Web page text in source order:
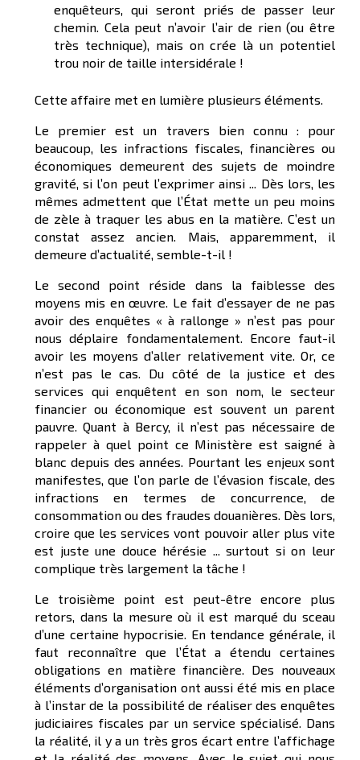
enquêteurs, qui seront priés de passer leur
chemin. Cela peut n’avoir l’air de rien (ou être
très technique), mais on crée là un potentiel
trou noir de taille intersidérale !
Cette affaire met en lumière plusieurs éléments.
Le premier est un travers bien connu : pour
beaucoup, les infractions fiscales, financières ou
économiques demeurent des sujets de moindre
gravité, si l’on peut l’exprimer ainsi ... Dès lors, les
mêmes admettent que l’État mette un peu moins
de zèle à traquer les abus en la matière. C’est un
constat assez ancien. Mais, apparemment, il
demeure d’actualité, semble-t-il !
Le second point réside dans la faiblesse des
moyens mis en œuvre. Le fait d’essayer de ne pas
avoir des enquêtes « à rallonge » n’est pas pour
nous déplaire fondamentalement. Encore faut-il
avoir les moyens d’aller relativement vite. Or, ce
n’est pas le cas. Du côté de la justice et des
services qui enquêtent en son nom, le secteur
financier ou économique est souvent un parent
pauvre. Quant à Bercy, il n’est pas nécessaire de
rappeler à quel point ce Ministère est saigné à
blanc depuis des années. Pourtant les enjeux sont
manifestes, que l’on parle de l’évasion fiscale, des
infractions en termes de concurrence, de
consommation ou des fraudes douanières. Dès lors,
croire que les services vont pouvoir aller plus vite
est juste une douce hérésie ... surtout si on leur
complique très largement la tâche !
Le troisième point est peut-être encore plus
retors, dans la mesure où il est marqué du sceau
d’une certaine hypocrisie. En tendance générale, il
faut reconnaître que l’État a étendu certaines
obligations en matière financière. Des nouveaux
éléments d’organisation ont aussi été mis en place
à l’instar de la possibilité de réaliser des enquêtes
judiciaires fiscales par un service spécialisé. Dans
la réalité, il y a un très gros écart entre l’affichage